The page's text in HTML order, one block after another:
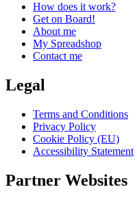
How does it work?
Get on Board!
About me
My Spreadshop
Contact me
Legal
Terms and Conditions
Privacy Policy
Cookie Policy (EU)
Accessibility Statement
Partner Websites